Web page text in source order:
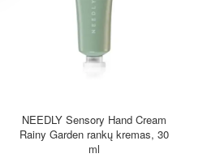
NEEDLY Sensory Hand Cream
Rainy Garden rankų kremas, 30
ml